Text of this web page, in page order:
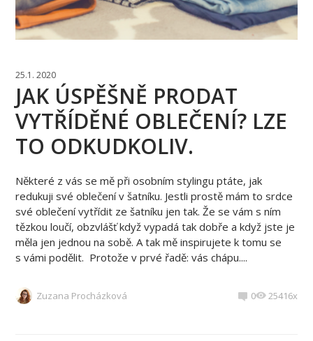
25.1. 2020
JAK ÚSPĚŠNĚ PRODAT
VYTŘÍDĚNÉ OBLEČENÍ? LZE
TO ODKUDKOLIV.
Některé z vás se mě při osobním stylingu ptáte, jak
redukuji své oblečení v šatníku. Jestli prostě mám to srdce
své oblečení vytřídit ze šatníku jen tak. Že se vám s ním
tězkou loučí, obzvlášť když vypadá tak dobře a když jste je
měla jen jednou na sobě. A tak mě inspirujete k tomu se
s vámi podělit. Protože v prvé řadě: vás chápu....
Zuzana Procházková 0 25416x